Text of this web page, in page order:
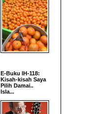
E-Buku IH-118:
Kisah-kisah Saya
Pilih Damai..
Isla...